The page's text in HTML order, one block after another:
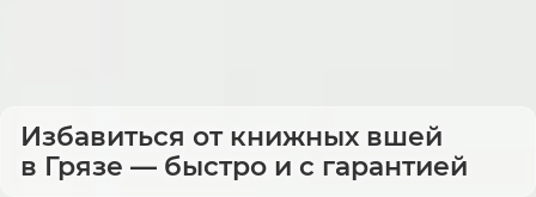
Избавиться от книжных вшей
в Грязе — быстро и с гарантией